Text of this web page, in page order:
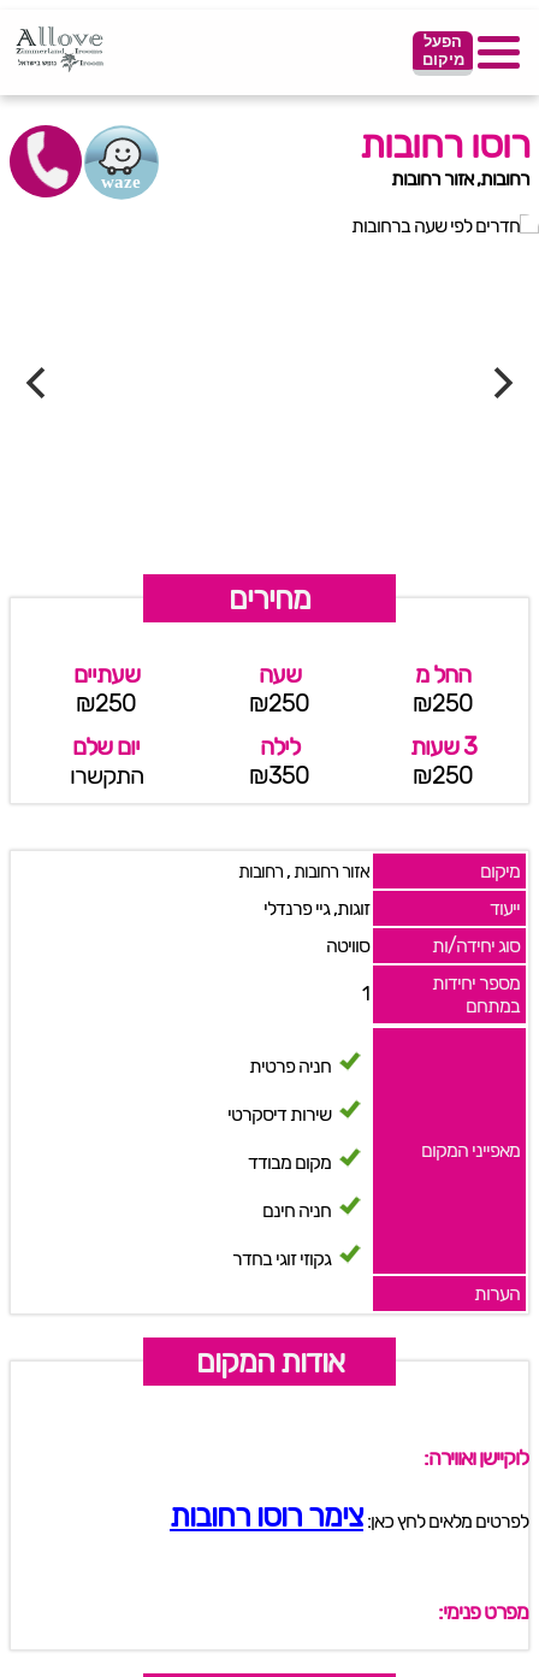
הפעל
מיקום
רוסו רחובות
רחובות, אזור רחובות
מחירים
החל מ
₪250
שעה
₪250
שעתיים
₪250
3 שעות
₪250
לילה
₪350
יום שלם
התקשרו
מיקום אזור רחובות, רחובות
ייעוד
זוגות, גיי פרנדלי
סוג יחידה/ות
סוויטה
מספר יחידות
במתחם
1
מאפייני המקום
חניה פרטית
שירות דיסקרטי
מקום מבודד
חניה חינם
גקוזי זוגי בחדר
הערות
אודות המקום
לוקיישן ואווירה:
לפרטים מלאים לחץ כאן:צימר רוסו רחובות
מפרט פנימי: